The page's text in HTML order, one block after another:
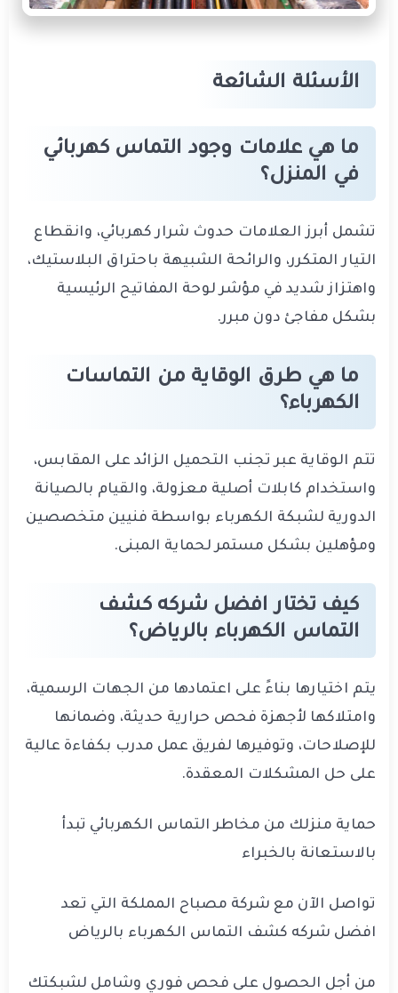
الأسئلة الشائعة
ما هي علامات وجود التماس كهربائي
في المنزل؟
تشمل أبرز العلامات حدوث شرار كهربائي، وانقطاع
التيار المتكرر، والرائحة الشبيهة باحتراق البلاستيك،
واهتزاز شديد في مؤشر لوحة المفاتيح الرئيسية
بشكل مفاجئ دون مبرر.
ما هي طرق الوقاية من التماسات
الكهرباء؟
تتم الوقاية عبر تجنب التحميل الزائد على المقابس،
واستخدام كابلات أصلية معزولة، والقيام بالصيانة
الدورية لشبكة الكهرباء بواسطة فنيين متخصصين
ومؤهلين بشكل مستمر لحماية المبنى.
كيف تختار افضل شركه كشف
التماس الكهرباء بالرياض؟
يتم اختيارها بناءً على اعتمادها من الجهات الرسمية،
وامتلاكها لأجهزة فحص حرارية حديثة، وضمانها
للإصلاحات، وتوفيرها لفريق عمل مدرب بكفاءة عالية
على حل المشكلات المعقدة.
حماية منزلك من مخاطر التماس الكهربائي تبدأ
بالاستعانة بالخبراء
تواصل الآن مع شركة مصباح المملكة التي تعد
افضل شركه كشف التماس الكهرباء بالرياض
من أجل الحصول على فحص فوري وشامل لشبكتك